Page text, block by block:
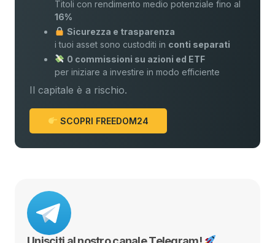
Titoli con rendimento medio potenziale fino al
16%
Sicurezza e trasparenza
i tuoi asset sono custoditi in conti separati
0 commissioni su azioni ed ETF
per iniziare a investire in modo efficiente
Il capitale è a rischio.
SCOPRI FREEDOM24